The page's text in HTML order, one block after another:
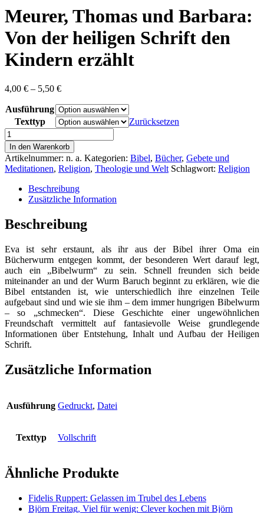
Meurer, Thomas und Barbara:
Von der heiligen Schrift den
Kindern erzählt
4,00 € – 5,50 €Preisspanne:
bis
5,50 €
Ausführung
Texttyp
Zurücksetzen
Meurer,
Thomas
und
Barbara:
Von
heiligen
Schrift
den
Kindern
Menge
In den Warenkorb
Artikelnummer: n. a. Kategorien: Bibel, Bücher, Gebete und
Meditationen, Religion, Theologie und Welt Schlagwort: Religion
Beschreibung
Zusätzliche Information
Beschreibung
Eva ist sehr erstaunt, als ihr aus der Bibel ihrer Oma ein
Bücherwurm entgegen kommt, der besonderen Wert darauf legt,
auch ein „Bibelwurm“ zu sein. Schnell freunden sich beide
miteinander an und der Wurm Baruch beginnt zu erklären, wie die
Bibel entstanden ist, wie unterschiedlich ihre einzelnen Teile
aufgebaut sind und wie sie ihm – dem immer hungrigen Bibelwurm
– so „schmecken“. Diese Geschichte einer ungewöhnlichen
Freundschaft vermittelt auf fantasievolle Weise grundlegende
Informationen über Entstehung, Inhalt und Aufbau der Heiligen
Schrift.
Zusätzliche Information
Ausführung Gedruckt, Datei
Texttyp Vollschrift
Ähnliche Produkte
Fidelis Ruppert: Gelassen im Trubel des Lebens
Björn Freitag, Viel für wenig: Clever kochen mit Björn